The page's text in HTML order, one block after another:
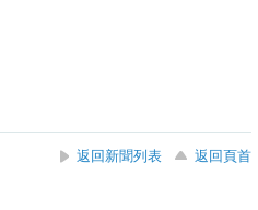
返回新聞列表
返回頁首